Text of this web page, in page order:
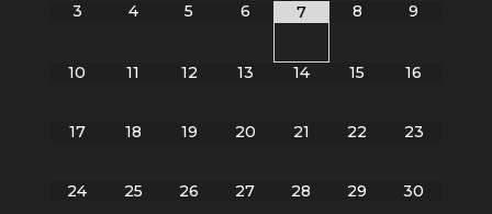
3 4 5 6 7 8 9
10 11 12 13 14 15 16
17 18 19 20 21 22 23
24 25 26 27 28 29 30